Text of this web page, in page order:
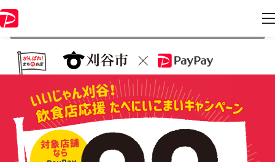
情報はキャンペーン終了時点のものになります。